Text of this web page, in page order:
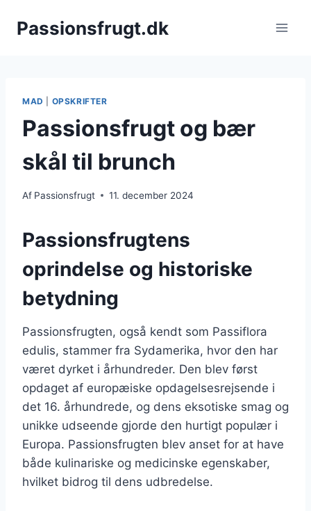
Passionsfrugt.dk
MAD OPSKRIFTER
Passionsfrugt og bær
skål til brunch
Af Passionsfrugt 11. december 2024
Passionsfrugtens
oprindelse og historiske
betydning
Passionsfrugten, også kendt som Passiflora
edulis, stammer fra Sydamerika, hvor den har
været dyrket i århundreder. Den blev først
opdaget af europæiske opdagelsesrejsende i
det 16. århundrede, og dens eksotiske smag og
unikke udseende gjorde den hurtigt populær i
Europa. Passionsfrugten blev anset for at have
både kulinariske og medicinske egenskaber,
hvilket bidrog til dens udbredelse.